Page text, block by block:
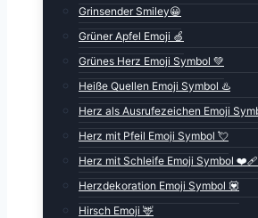
Grinsender Smiley😀
Grüner Apfel Emoji 🍏
Grünes Herz Emoji Symbol 💚
Heiße Quellen Emoji Symbol ♨️
Herz als Ausrufezeichen Emoji
Herz mit Pfeil Emoji Symbol 💘
Herz mit Schleife Emoji Symbol ❤️‍🩹
Herzdekoration Emoji Symbol 💟
Hirsch Emoji 🦌